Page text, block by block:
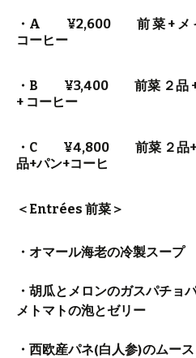
・A ¥2,600 前 菜 + メ イ
コーヒー
・B ¥3,400 前菜 ２品 +
+ コーヒー
・C ¥4,800 前菜 ２品+メ
品+パン+コーヒ
＜Entrées 前菜＞
・オマール海老の冷製スー
・胡瓜とメロンのガスパチ
メトマトの泡とゼリー
・西欧産パネ(白人参)のム